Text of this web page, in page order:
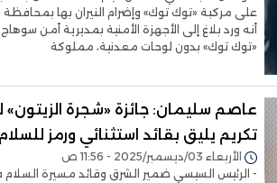
على مركبة «توك توك» وإضرام النيران بها
أنه ورد بلاغ إلى الأجهزة الأمنية بمديرية أمن
«توك توك» بدون لوحات معدنية، مملوكة
عاصم سليمان: جائزة «شجرة
تكريم يليق بقائد استثنائي ورمز للسلام
الأربعاء 03/ديسمبر/2025 - 11:56 ص
- الرئيس السيسي ضمير الشرق وقائد مسيرة السلام